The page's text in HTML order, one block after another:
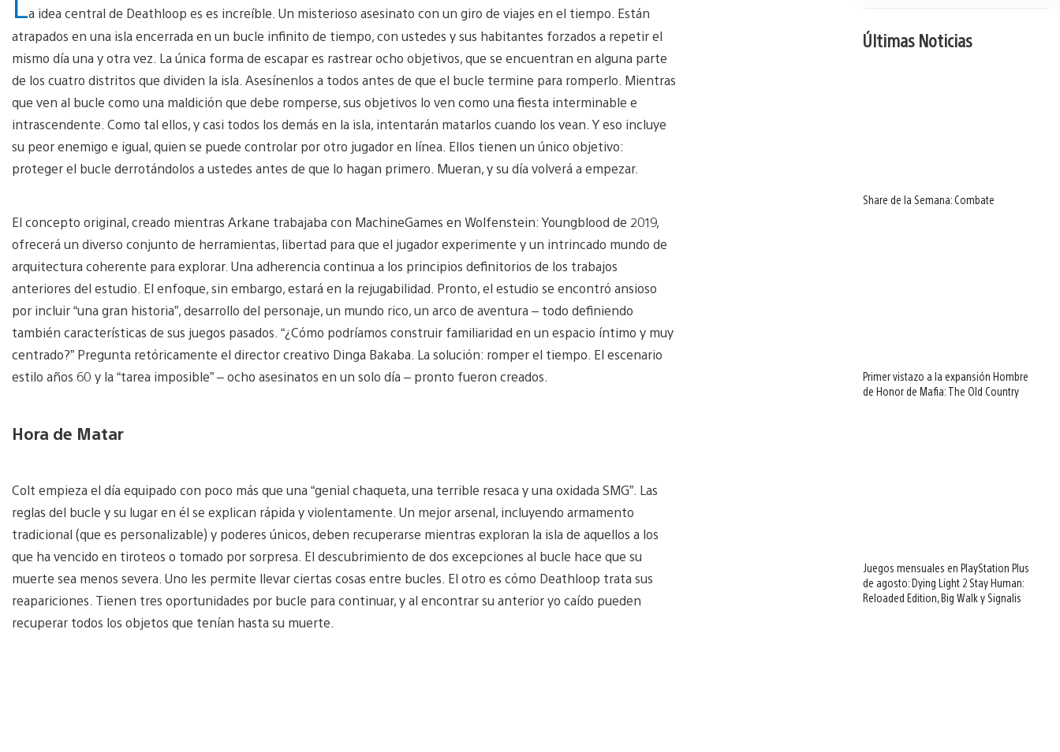
a idea central de Deathloop es es increíble. Un misterioso asesinato con un giro de viajes en el tiempo. Están
atrapados en una isla encerrada en un bucle infinito de tiempo, con ustedes y sus habitantes forzados a repetir el
mismo día una y otra vez. La única forma de escapar es rastrear ocho objetivos, que se encuentran en alguna parte
de los cuatro distritos que dividen la isla. Asesínenlos a todos antes de que el bucle termine para romperlo. Mientras
que ven al bucle como una maldición que debe romperse, sus objetivos lo ven como una fiesta interminable e
intrascendente. Como tal ellos, y casi todos los demás en la isla, intentarán matarlos cuando los vean. Y eso incluye
su peor enemigo e igual, quien se puede controlar por otro jugador en línea. Ellos tienen un único objetivo:
proteger el bucle derrotándolos a ustedes antes de que lo hagan primero. Mueran, y su día volverá a empezar.
El concepto original, creado mientras Arkane trabajaba con MachineGames en Wolfenstein: Youngblood de 2019,
ofrecerá un diverso conjunto de herramientas, libertad para que el jugador experimente y un intrincado mundo de
arquitectura coherente para explorar. Una adherencia continua a los principios definitorios de los trabajos
anteriores del estudio. El enfoque, sin embargo, estará en la rejugabilidad. Pronto, el estudio se encontró ansioso
por incluir “una gran historia”, desarrollo del personaje, un mundo rico, un arco de aventura – todo definiendo
también características de sus juegos pasados. “¿Cómo podríamos construir familiaridad en un espacio íntimo y muy
centrado?” Pregunta retóricamente el director creativo Dinga Bakaba. La solución: romper el tiempo. El escenario
estilo años 60 y la “tarea imposible” – ocho asesinatos en un solo día – pronto fueron creados.
Hora de Matar
Colt empieza el día equipado con poco más que una “genial chaqueta, una terrible resaca y una oxidada SMG”. Las
reglas del bucle y su lugar en él se explican rápida y violentamente. Un mejor arsenal, incluyendo armamento
tradicional (que es personalizable) y poderes únicos, deben recuperarse mientras exploran la isla de aquellos a los
que ha vencido en tiroteos o tomado por sorpresa. El descubrimiento de dos excepciones al bucle hace que su
muerte sea menos severa. Uno les permite llevar ciertas cosas entre bucles. El otro es cómo Deathloop trata sus
reapariciones. Tienen tres oportunidades por bucle para continuar, y al encontrar su anterior yo caído pueden
recuperar todos los objetos que tenían hasta su muerte.
Últimas Noticias
Share de la Semana: Combate
Primer vistazo a la expansión Hombre
de Honor de Mafia: The Old Country
Juegos mensuales en PlayStation Plus
de agosto: Dying Light 2 Stay Human:
Reloaded Edition, Big Walk y Signalis